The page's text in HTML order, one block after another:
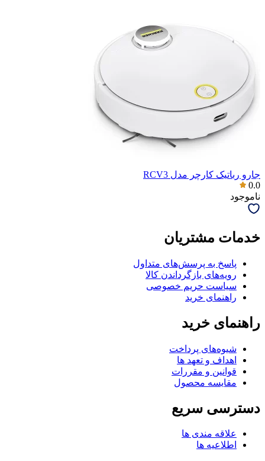
جارو رباتیک کارچر مدل RCV3
0.0
ناموجود
خدمات مشتریان
پاسخ به پرسش‌های متداول
رویه‌های بازگرداندن کالا
سیاست حریم خصوصی
راهنمای خرید
راهنمای خرید
شیوه‌های پرداخت
اهداف و تعهد ها
قوانین و مقررات
مقایسه محصول
دسترسی سریع
علاقه مندی ها
اطلاعیه ها